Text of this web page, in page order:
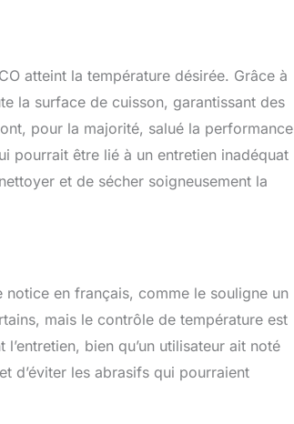
atteint la température désirée. Grâce à
la surface de cuisson, garantissant des
pour la majorité, salué la performance
pourrait être lié à un entretien inadéquat
et de sécher soigneusement la
notice en français, comme le souligne un
mais le contrôle de température est
bien qu’un utilisateur ait noté
d’éviter les abrasifs qui pourraient